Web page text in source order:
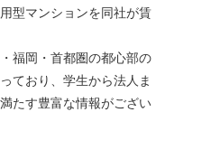
型マンションを同社が賃
福岡・首都圏の都心部の
ており、学生から法人ま
たす豊富な情報がござい